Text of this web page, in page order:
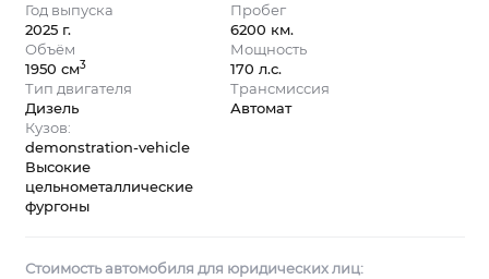
Год выпуска
2025 г.
Пробег
6200 км.
Объём
1950 см3
Мощность
170 л.с.
Тип двигателя
Дизель
Трансмиссия
Автомат
Кузов:
demonstration-vehicle
Высокие
цельнометаллические
фургоны
Стоимость автомобиля для юридических лиц: